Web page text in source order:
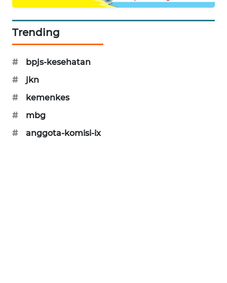
Trending
#
bpjs-kesehatan
#
jkn
#
kemenkes
#
mbg
#
anggota-komisi-ix
MAWAKA
ID
MARTABAT
NET
PLN
MKLI